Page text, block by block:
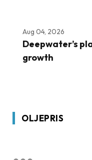
Aug 04, 2026
Deepwater’s
growth
OLJEPRIS